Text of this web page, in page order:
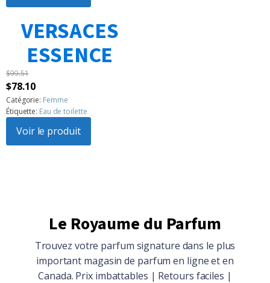
$104.86.$94.15.
VERSACES
ESSENCE
$99.51
Le
prix
initial
était :
$99.51.
$78.10Le
prix
actuel
est :
$78.10.
Catégorie: Femme
Étiquette: Eau de toilette
Voir le produit
Le Royaume du Parfum
Trouvez votre parfum signature dans le plus
important magasin de parfum en ligne et en
Canada. Prix imbattables | Retours faciles |